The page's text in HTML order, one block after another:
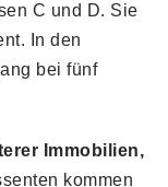
C und D. Sie
In den
bei fünf
Immobilien,
kommen